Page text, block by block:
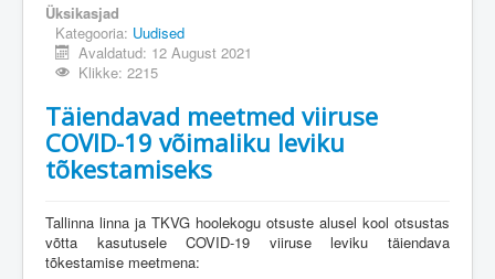
Üksikasjad
Kategooria: Uudised
Avaldatud: 12 August 2021
Klikke: 2215
Täiendavad meetmed viiruse
COVID-19 võimaliku leviku
tõkestamiseks
Tallinna linna ja TKVG hoolekogu otsuste alusel kool otsustas
võtta kasutusele COVID-19 viiruse leviku täiendava
tõkestamise meetmena: